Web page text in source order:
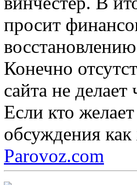
просит
Конечно
сайта не делает
Если кто
обсуждения
Parovoz.com